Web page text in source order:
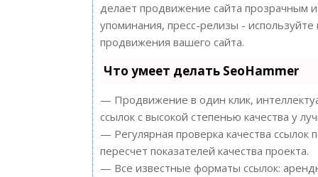
делает продвижение сайта прозрачным
упоминания, пресс-релизы -
продвижения вашего сайта.
Что умеет делать SeoHammer
— Продвижение в один клик,
ссылок с высокой степенью качества у
— Регулярная проверка качества
пересчет показателей качества проекта.
— Все известные форматы ссылок: